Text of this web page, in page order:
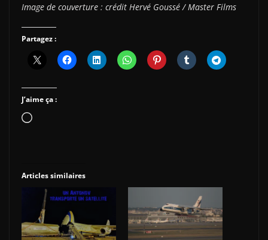
Image de couverture : crédit Hervé Goussé / Master Films
Partagez :
J’aime ça :
Chargement…
Articles similaires